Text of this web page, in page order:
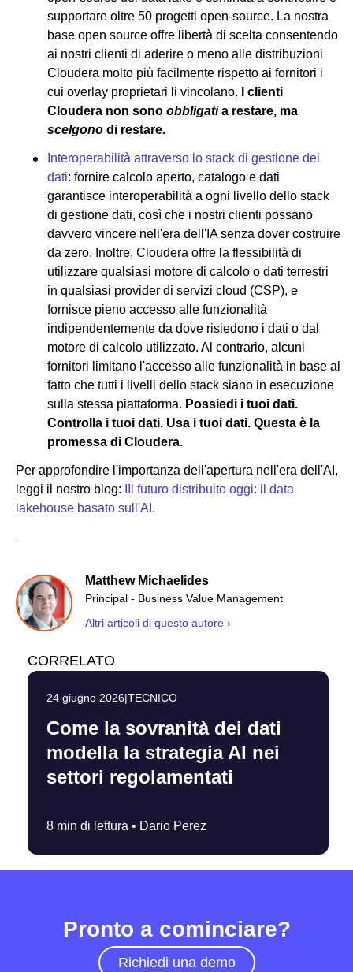
supportare oltre 50 progetti open-source. La nostra
base open source offre libertà di scelta consentendo
ai nostri clienti di aderire o meno alle distribuzioni
Cloudera molto più facilmente rispetto ai fornitori i
cui overlay proprietari li vincolano.
I clienti
Cloudera non sono obbligatia restare, ma
scelgono di restare.
Interoperabilità attraverso lo stack di gestione dei
dati: fornire calcolo aperto, catalogo e dati
garantisce interoperabilità a ogni livello dello stack
di gestione dati, così che i nostri clienti possano
davvero vincere nell'era dell'IA senza dover costruire
da zero. Inoltre, Cloudera offre la flessibilità di
utilizzare qualsiasi motore di calcolo o dati terrestri
in qualsiasi provider di servizi cloud (CSP), e
fornisce pieno accesso alle funzionalità
indipendentemente da dove risiedono i dati o dal
motore di calcolo utilizzato. Al contrario, alcuni
fornitori limitano l'accesso alle funzionalità in base al
fatto che tutti i livelli dello stack siano in esecuzione
sulla stessa piattaforma. Possiedi i tuoi dati.
Controlla i tuoi dati. Usa i tuoi dati. Questa è la
promessa di Cloudera.
Per approfondire l'importanza dell'apertura nell'era dell'AI,
leggi il nostro blog:
IIl futuro distribuito oggi: il data
lakehouse basato sull'AI .
Matthew Michaelides
Principal - Business Value Management
Altri articoli di questo autore ›
CORRELATO
24 giugno 2026|TECNICO
Come la sovranità dei dati
modella la strategia AI nei
settori regolamentati
8 min di lettura • Dario Perez
Pronto a cominciare?
Richiedi una demo